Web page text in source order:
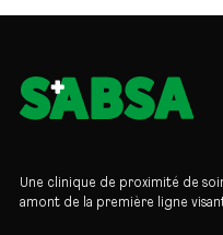
Une clinique de proximité de
amont de la première ligne